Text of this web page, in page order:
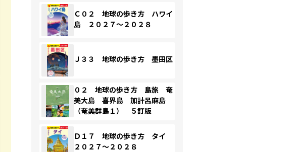
Ｃ０２ 地球の歩き方 ハワイ
島 ２０２７～２０２８
Ｊ３３ 地球の歩き方 墨田区
０２ 地球の歩き方 島旅 奄
美大島 喜界島 加計呂麻島
（奄美群島１） ５訂版
Ｄ１７ 地球の歩き方 タイ
２０２７～２０２８